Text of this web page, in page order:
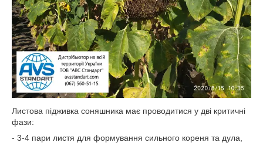
Листова підживка соняшника має проводитися у дві критичні
фази:
- 3-4 пари листя для формування сильного кореня та дула,